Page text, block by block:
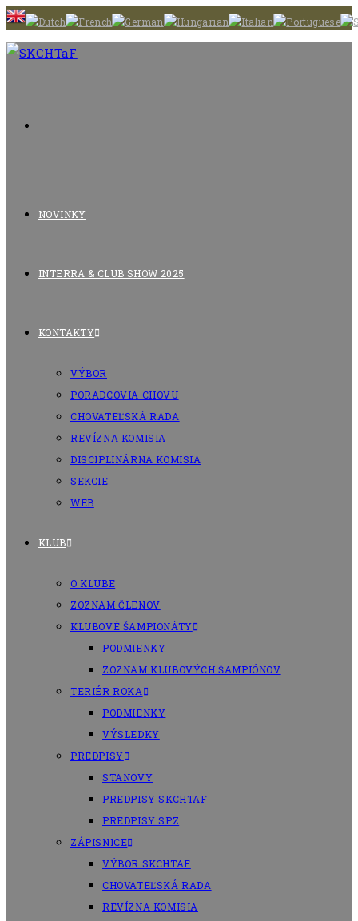
Skip
content
NOVINKY
INTERRA & CLUB SHOW 2025
KONTAKTY
VÝBOR
PORADCOVIA CHOVU
CHOVATEĽSKÁ RADA
REVÍZNA KOMISIA
DISCIPLINÁRNA KOMISIA
SEKCIE
WEB
KLUB
O KLUBE
ZOZNAM ČLENOV
KLUBOVÉ ŠAMPIONÁTY
PODMIENKY
ZOZNAM KLUBOVÝCH ŠAMPIÓNOV
TERIÉR ROKA
PODMIENKY
VÝSLEDKY
PREDPISY
STANOVY
PREDPISY SKCHTAF
PREDPISY SPZ
ZÁPISNICE
VÝBOR SKCHTAF
CHOVATEĽSKÁ RADA
REVÍZNA KOMISIA